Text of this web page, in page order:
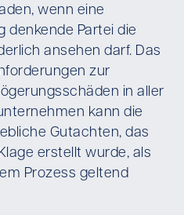
wenn eine
Partei die
ansehen darf. Das
zur
in aller
kann die
Gutachten, das
erstellt wurde, als
Prozess geltend